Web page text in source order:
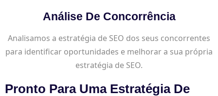
Análise De Concorrência
Analisamos a estratégia de SEO dos seus concorrentes
para identificar oportunidades e melhorar a sua própria
estratégia de SEO.
Pronto Para Uma Estratégia De